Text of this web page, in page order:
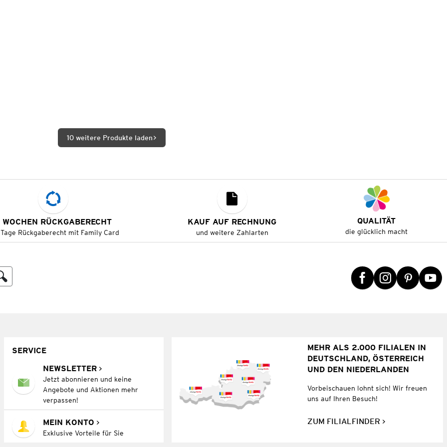
10 weitere Produkte laden
RÜCKGABERECHT
Rückgaberecht mit Family Card
KAUF AUF RECHNUNG
und weitere Zahlarten
QUALITÄT
die glücklich macht
SERVICE
NEWSLETTER
Jetzt abonnieren und keine
Angebote und Aktionen mehr
verpassen!
MEIN KONTO
Exklusive Vorteile für Sie
MEHR ALS 2.000 FILIALEN IN
DEUTSCHLAND, ÖSTERREICH
UND DEN NIEDERLANDEN
Vorbeischauen lohnt sich! Wir freuen
uns auf Ihren Besuch!
ZUM FILIALFINDER